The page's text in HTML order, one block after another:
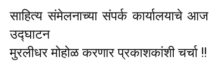
साहित्य संमेलनाच्या संपर्क कार्यालयाचे आज
उद्घाटन
मुरलीधर मोहोळ करणार प्रकाशकांशी चर्चा !!